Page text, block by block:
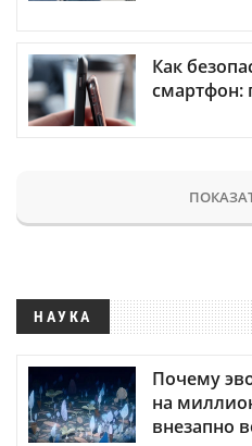
Как
смартфон:
НАУКА
Почему
на
внезапно